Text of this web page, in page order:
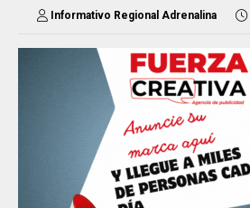
Informativo Regional Adrenalina